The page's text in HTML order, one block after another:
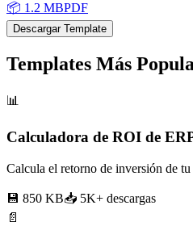
📦 1.2 MBPDF
Descargar Template
Templates Más
📊
Calculadora de ROI de
Calcula el retorno de inversión de
💾 850 KB📥 5K+ descargas
📄